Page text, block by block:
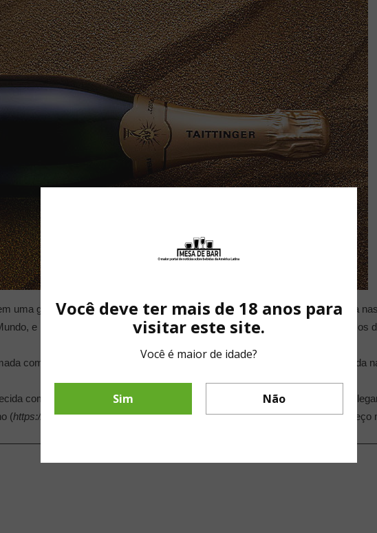
uma garrafa vestida em tons dourado e bege. A criação do rótulo foi inspirada
e na ondulação das dunas do Qatar, que se assemelham aos fios sinuosos
como o champagne oficial da , que será realizada
como uma das melhores champagne do mundo e se destaca pelo estilo
(https://www.todovino.com.br/), e-commerce da importadoraInterfood, ao preço
Você deve ter mais de 18 anos para
visitar este site.
Você é maior de idade?
Sim Não